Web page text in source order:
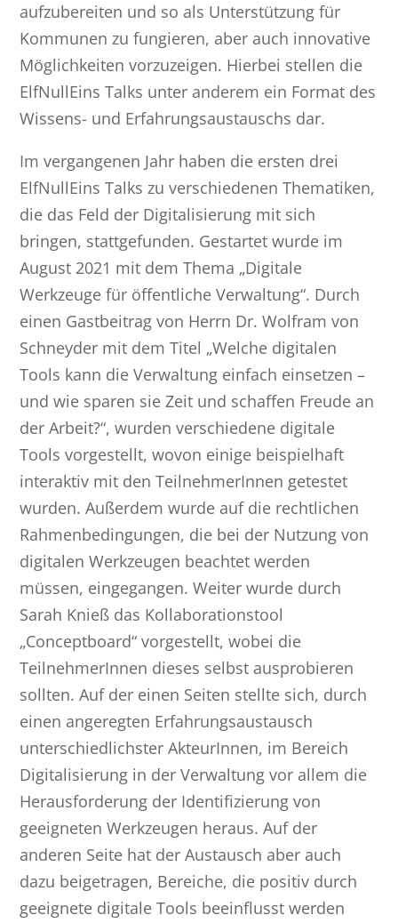
aufzubereiten und so als Unterstützung für
Kommunen zu fungieren, aber auch innovative
Möglichkeiten vorzuzeigen. Hierbei stellen die
ElfNullEins Talks unter anderem ein Format des
Wissens- und Erfahrungsaustauschs dar.
Im vergangenen Jahr haben die ersten drei
ElfNullEins Talks zu verschiedenen Thematiken,
die das Feld der Digitalisierung mit sich
bringen, stattgefunden. Gestartet wurde im
August 2021 mit dem Thema „Digitale
Werkzeuge für öffentliche Verwaltung“. Durch
einen Gastbeitrag von Herrn Dr. Wolfram von
Schneyder mit dem Titel „Welche digitalen
Tools kann die Verwaltung einfach einsetzen –
und wie sparen sie Zeit und schaffen Freude an
der Arbeit?“, wurden verschiedene digitale
Tools vorgestellt, wovon einige beispielhaft
interaktiv mit den TeilnehmerInnen getestet
wurden. Außerdem wurde auf die rechtlichen
Rahmenbedingungen, die bei der Nutzung von
digitalen Werkzeugen beachtet werden
müssen, eingegangen. Weiter wurde durch
Sarah Knieß das Kollaborationstool
„Conceptboard“ vorgestellt, wobei die
TeilnehmerInnen dieses selbst ausprobieren
sollten. Auf der einen Seiten stellte sich, durch
einen angeregten Erfahrungsaustausch
unterschiedlichster AkteurInnen, im Bereich
Digitalisierung in der Verwaltung vor allem die
Herausforderung der Identifizierung von
geeigneten Werkzeugen heraus. Auf der
anderen Seite hat der Austausch aber auch
dazu beigetragen, Bereiche, die positiv durch
geeignete digitale Tools beeinflusst werden